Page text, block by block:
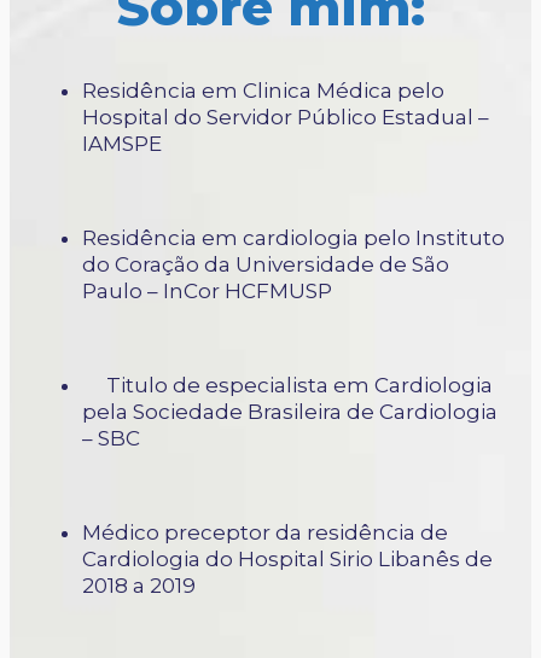
Residência em Clinica Médica pelo
Hospital do Servidor Público Estadual –
IAMSPE
Residência em cardiologia pelo Instituto
do Coração da Universidade de São
Paulo – InCor HCFMUSP
Titulo de especialista em Cardiologia
pela Sociedade Brasileira de Cardiologia
– SBC
Médico preceptor da residência de
Cardiologia do Hospital Sirio Libanês de
2018 a 2019